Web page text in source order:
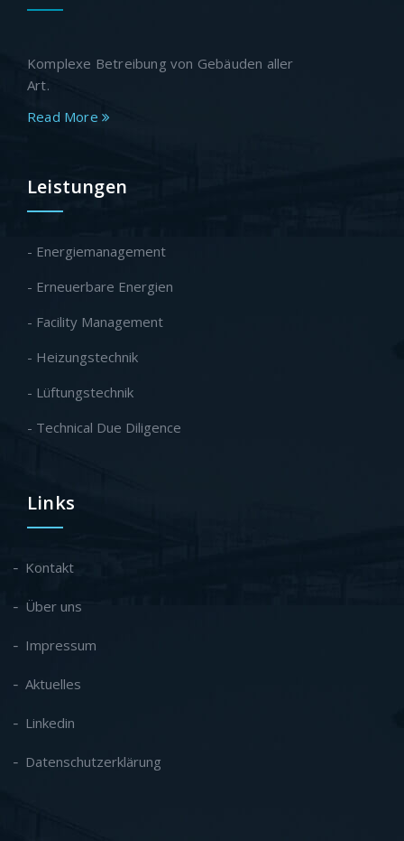
Komplexe Betreibung von Gebäuden aller
Art.
Read More
Leistungen
- Energiemanagement
- Erneuerbare Energien
- Facility Management
- Heizungstechnik
- Lüftungstechnik
- Technical Due Diligence
Links
Kontakt
Über uns
Impressum
Aktuelles
Linkedin
Datenschutzerklärung